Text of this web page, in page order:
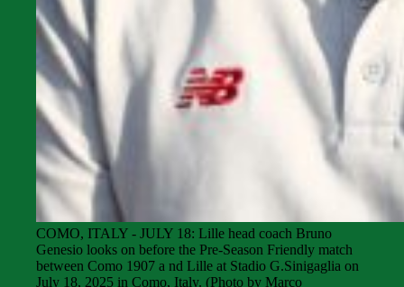
COMO, ITALY - JULY 18: Lille head coach Bruno
Genesio looks on before the Pre-Season Friendly match
between Como 1907 a nd Lille at Stadio G.Sinigaglia on
July 18, 2025 in Como, Italy. (Photo by Marco